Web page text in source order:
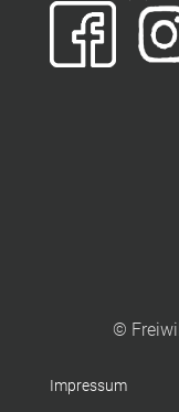
©
Impressum